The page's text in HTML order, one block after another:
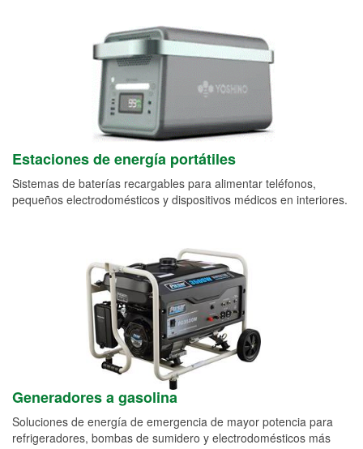
Estaciones de energía portátiles
Sistemas de baterías recargables para alimentar teléfonos,
pequeños electrodomésticos y dispositivos médicos en interiores.
Generadores a gasolina
Soluciones de energía de emergencia de mayor potencia para
refrigeradores, bombas de sumidero y electrodomésticos más